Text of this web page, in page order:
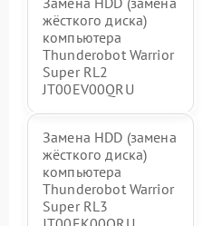
жёсткого диска)
компьютера
Thunderobot Warrior
Super RL2
JT00EV00QRU
Замена HDD (замена
жёсткого диска)
компьютера
Thunderobot Warrior
Super RL3